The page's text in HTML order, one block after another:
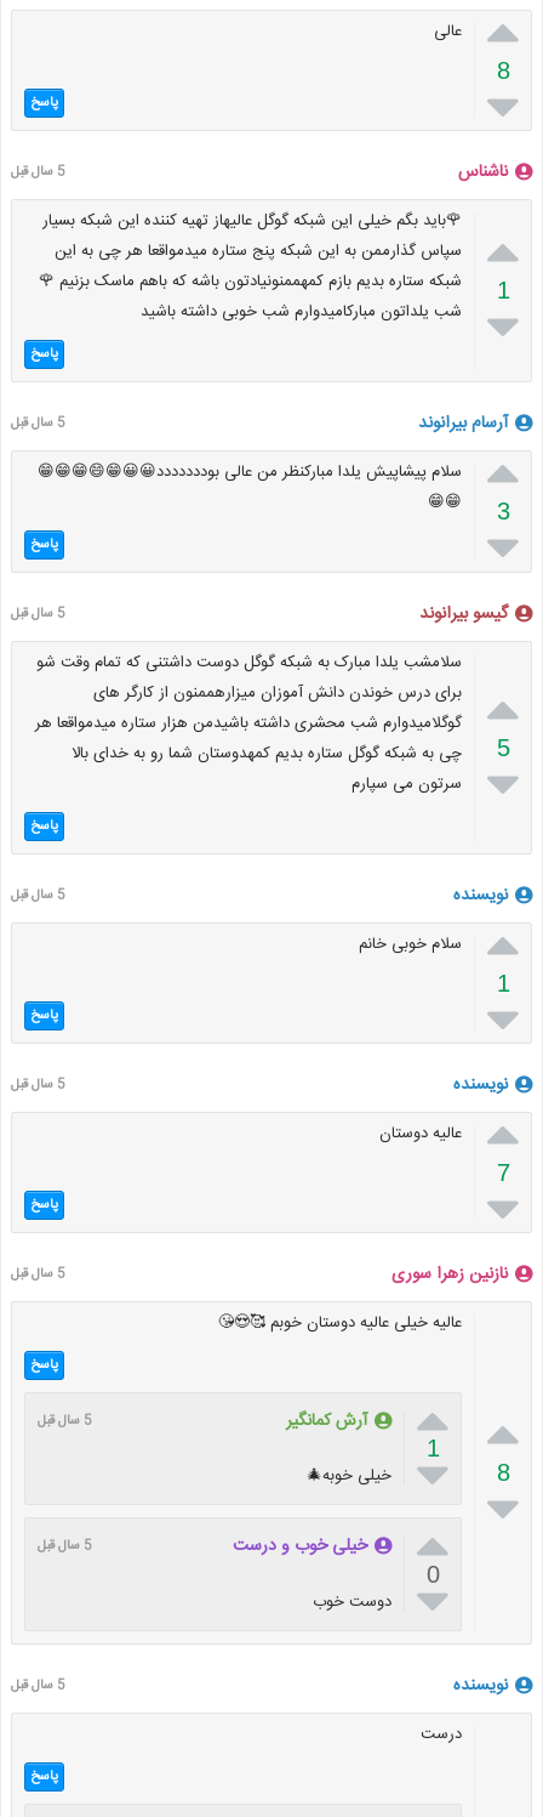

8

عالی
پاسخ
ناشناس 5 سال قبل

1

🌹باید بگم خیلی این شبکه گوگل عالیهاز تهیه کننده این شبکه بسیار
سپاس گذارممن به این شبکه پنج ستاره میدمواقعا هر چی به این
شبکه ستاره بدیم بازم کمهممنونیادتون باشه که باهم ماسک بزنیم 🌹
شب یلداتون مبارکامیدوارم شب خوبی داشته باشید
پاسخ
آرسام بیرانوند 5 سال قبل

3

سلام پیشاپیش یلدا مبارکنظر من عالی بوددددددد😀😀😁😄😁😁😁
😁😁
پاسخ
گیسو بیرانوند 5 سال قبل

5

سلامشب یلدا مبارک به شبکه گوگل دوست داشتنی که تمام وقت شو
برای درس خوندن دانش آموزان میزارهممنون از کارگر های
گوگلامیدوارم شب محشری داشته باشیدمن هزار ستاره میدمواقعا هر
چی به شبکه گوگل ستاره بدیم کمهدوستان شما رو به خدای بالا
سرتون می سپارم
پاسخ
نویسنده 5 سال قبل

1

سلام خوبی خانم
پاسخ
نویسنده 5 سال قبل

7

عالیه دوستان
پاسخ
نازنین زهرا سوری 5 سال قبل

8

عالیه خیلی عالیه دوستان خوبم 🥰😍😘
پاسخ

1

آرش کمانگیر 5 سال قبل
خیلی خوبه🎄

0

خیلی خوب و درست 5 سال قبل
دوست خوب
نویسنده 5 سال قبل
درست
پاسخ